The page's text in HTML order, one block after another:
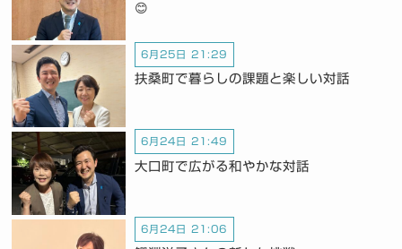
😊
6月25日 21:29
扶桑町で暮らしの課題と楽しい対話
6月24日 21:49
大口町で広がる和やかな対話
6月24日 21:06